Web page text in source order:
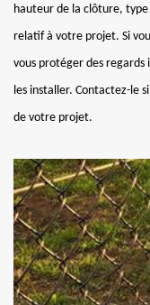
hauteur de la clôture,
relatif à votre projet. Si
vous protéger des regards
les installer. Contactez-le
de votre projet.